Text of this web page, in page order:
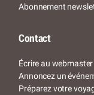
Abonnement
Contact
Écrire au webmaster
Annoncez un
Préparez votre